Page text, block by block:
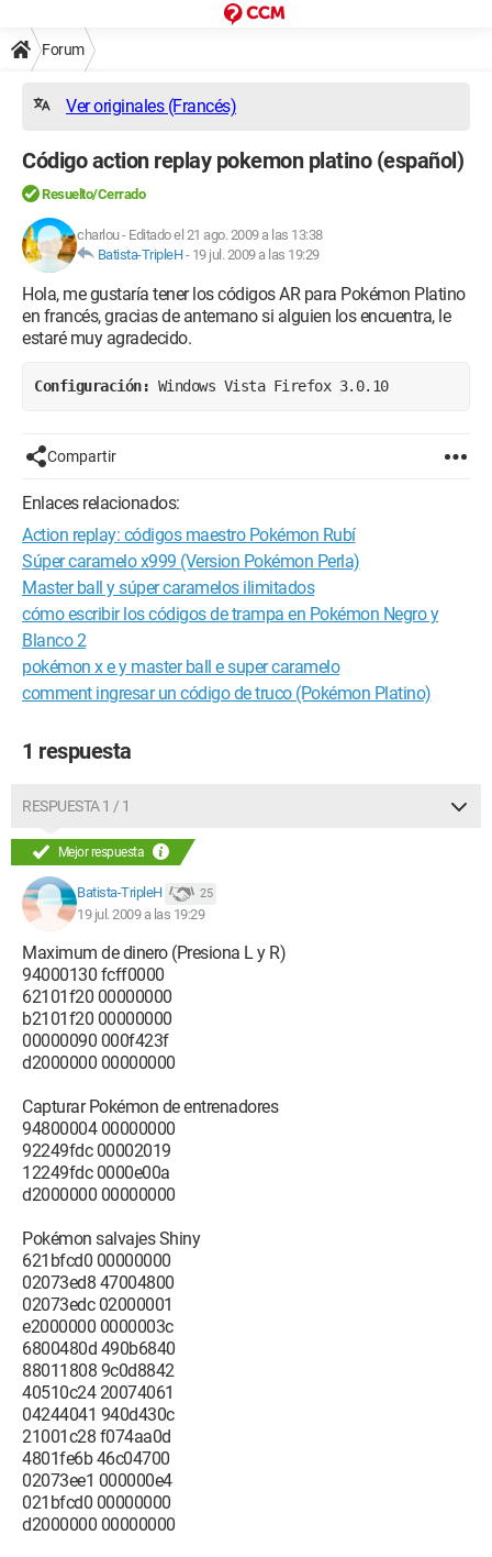
Forum
Ver originales (Francés)
Código action replay pokemon platino (español)
Resuelto/Cerrado
charlou- Editado el 21 ago. 2009 a las 13:38
Batista-TripleH- 19 jul. 2009 a las 19:29
Hola, me gustaría tener los códigos AR para Pokémon Platino
en francés, gracias de antemano si alguien los encuentra, le
estaré muy agradecido.
Configuración: Windows Vista Firefox 3.0.10
Compartir
Enlaces relacionados:
Action replay: códigos maestro Pokémon Rubí
Súper caramelo x999 (Version Pokémon Perla)
Master ball y súper caramelos ilimitados
cómo escribir los códigos de trampa en Pokémon Negro y
Blanco 2
pokémon x e y master ball e super caramelo
comment ingresar un código de truco (Pokémon Platino)
1 respuesta
RESPUESTA 1 / 1
Mejor respuesta
Batista-TripleH 25
19 jul. 2009 a las 19:29
Maximum de dinero (Presiona L y R)
94000130 fcff0000
62101f20 00000000
b2101f20 00000000
00000090 000f423f
d2000000 00000000
Capturar Pokémon de entrenadores
94800004 00000000
92249fdc 00002019
12249fdc 0000e00a
d2000000 00000000
Pokémon salvajes Shiny
621bfcd0 00000000
02073ed8 47004800
02073edc 02000001
e2000000 0000003c
6800480d 490b6840
88011808 9c0d8842
40510c24 20074061
04244041 940d430c
21001c28 f074aa0d
4801fe6b 46c04700
02073ee1 000000e4
021bfcd0 00000000
d2000000 00000000